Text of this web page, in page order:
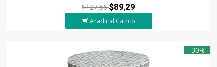
$127,56$89,29
Añadir al Carrito
-30%